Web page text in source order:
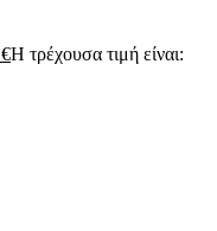
€Η τρέχουσα τιμή είναι: